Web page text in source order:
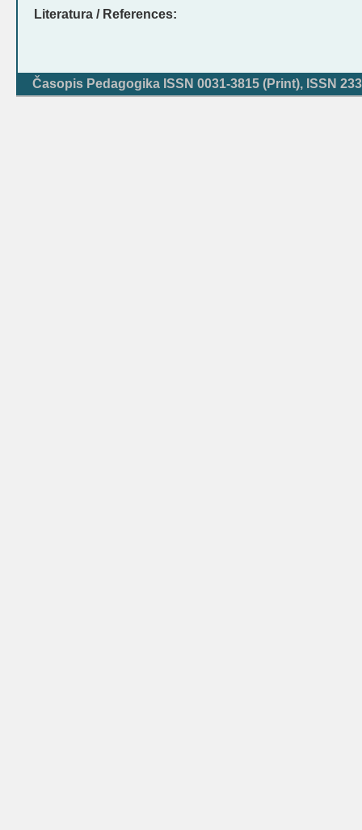
Literatura / References:
Časopis Pedagogika ISSN 0031-3815 (Print), ISSN